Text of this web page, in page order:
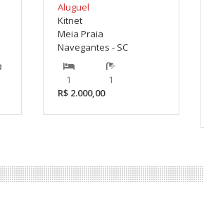
Aluguel
Kitnet
Meia Praia
Navegantes - SC
1
1
R$ 2.000,00